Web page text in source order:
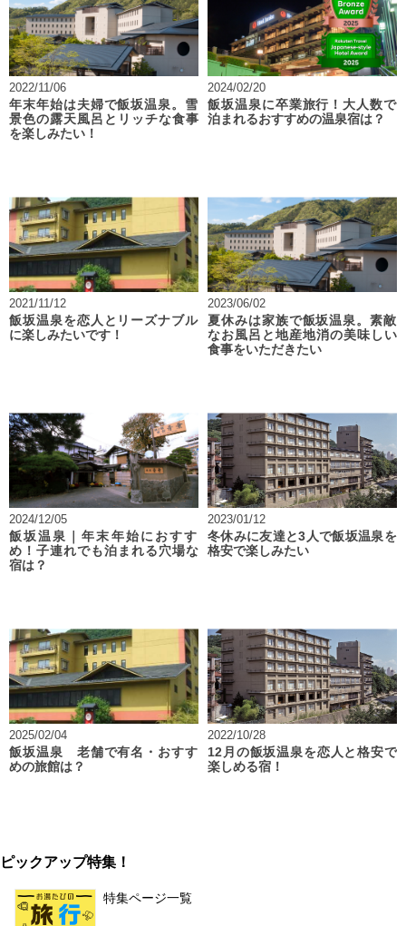
2022/11/06
年末年始は夫婦で飯坂温泉。雪
景色の露天風呂とリッチな食事
を楽しみたい！
2024/02/20
飯坂温泉に卒業旅行！大人数で
泊まれるおすすめの温泉宿は？
2021/11/12
飯坂温泉を恋人とリーズナブル
に楽しみたいです！
2023/06/02
夏休みは家族で飯坂温泉。素敵
なお風呂と地産地消の美味しい
食事をいただきたい
2024/12/05
飯坂温泉｜年末年始におすす
め！子連れでも泊まれる穴場な
宿は？
2023/01/12
冬休みに友達と3人で飯坂温泉を
格安で楽しみたい
2025/02/04
飯坂温泉 老舗で有名・おすす
めの旅館は？
2022/10/28
12月の飯坂温泉を恋人と格安で
楽しめる宿！
ピックアップ特集！
特集ページ一覧